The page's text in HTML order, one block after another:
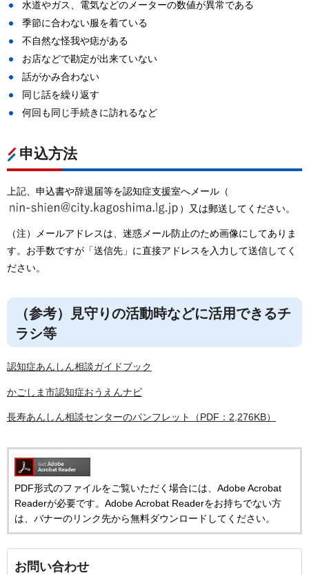
水道やガス、電気などのメーターの数値が異常である
季節に合わない服を着ている
不自然な怪我や痣がある
お店などで勘定が出来ていない
話がかみ合わない
同じ話を繰り返す
何回も同じ手続きに訪れるなど
申込方法
上記、申込書や辞退届等を認知症支援室へメール（
）又は郵送してください。
（注）メールアドレスは、迷惑メール防止のため画像にしてありま
す。お手数ですが「送信先」に直接アドレスを入力して送信してく
ださい。
（参考）見守りの活動時などに活用できるチ
ラシ等
認知症あんしん相談ガイドブック
かごしま市認知症おうえんナビ
長寿あんしん相談センターのパンフレット（PDF：2,276KB）
PDF形式のファイルをご覧いただく場合には、Adobe Acrobat
Readerが必要です。Adobe Acrobat Readerをお持ちでない方
は、バナーのリンク先から無料ダウンロードしてください。
お問い合わせ